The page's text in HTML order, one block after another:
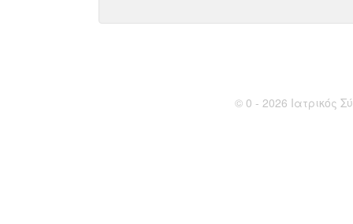
© 0 - 2026 Ιατρικός